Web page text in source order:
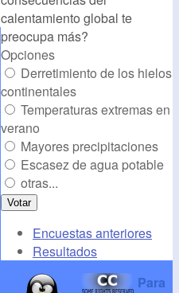
calentamiento global te
preocupa más?
Opciones
Derretimiento de los hielos
continentales
Temperaturas extremas en
verano
Mayores precipitaciones
Escasez de agua potable
otras...
Encuestas anteriores
Resultados
Para